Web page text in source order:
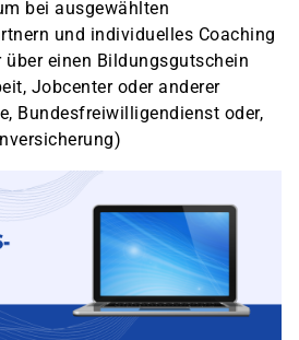
bei ausgewählten
und individuelles Coaching
über einen Bildungsgutschein
Jobcenter oder anderer
Bundesfreiwilligendienst oder,